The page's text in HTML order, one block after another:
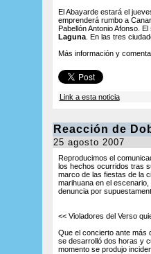
El Abayarde estará el
emprenderá rumbo a
Pabellón Antonio Afonso.
Laguna. En las tres
Más información y
Link a esta noticia
Reacción de
25 agosto 2007
Reproducimos el
los hechos ocurridos tras
marco de las fiestas de la
marihuana en el
denuncia por
<< Violadores del Verso
Que el concierto ante más
se desarrolló dos horas y
momento se produjo